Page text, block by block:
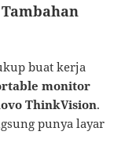
buat kerja
monitor
ThinkVision.
punya layar